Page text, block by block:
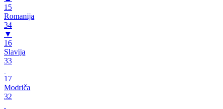
15
Romanija
34
▼
16
Slavija
33
17
Modriča
32